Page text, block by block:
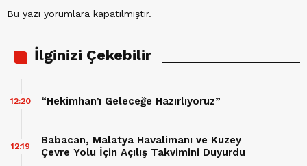
Bu yazı yorumlara kapatılmıştır.
İlginizi Çekebilir
“Hekimhan’ı Geleceğe Hazırlıyoruz”
12:20
Babacan, Malatya Havalimanı ve Kuzey
Çevre Yolu İçin Açılış Takvimini Duyurdu
12:19